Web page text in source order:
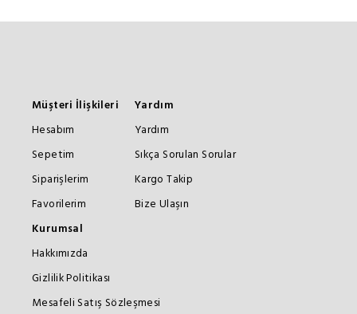
Müşteri İlişkileri
Hesabım
Sepetim
Siparişlerim
Favorilerim
Yardım
Yardım
Sıkça Sorulan Sorular
Kargo Takip
Bize Ulaşın
Kurumsal
Hakkımızda
Gizlilik Politikası
Mesafeli Satış Sözleşmesi